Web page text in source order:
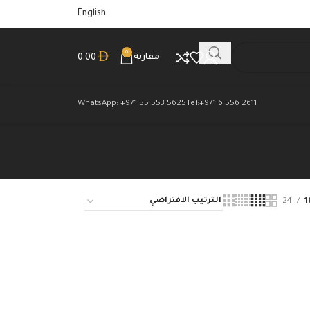
English
مقارنة
0
0,00
Tel:+971 6 556 2611
WhatsApp: +971 55 553 5625
24